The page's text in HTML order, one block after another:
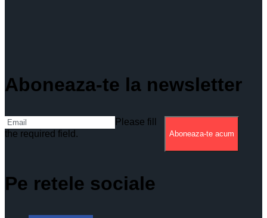
Aboneaza-te la newsletter
Please fill
the required field.
Aboneaza-te acum
Pe retele sociale